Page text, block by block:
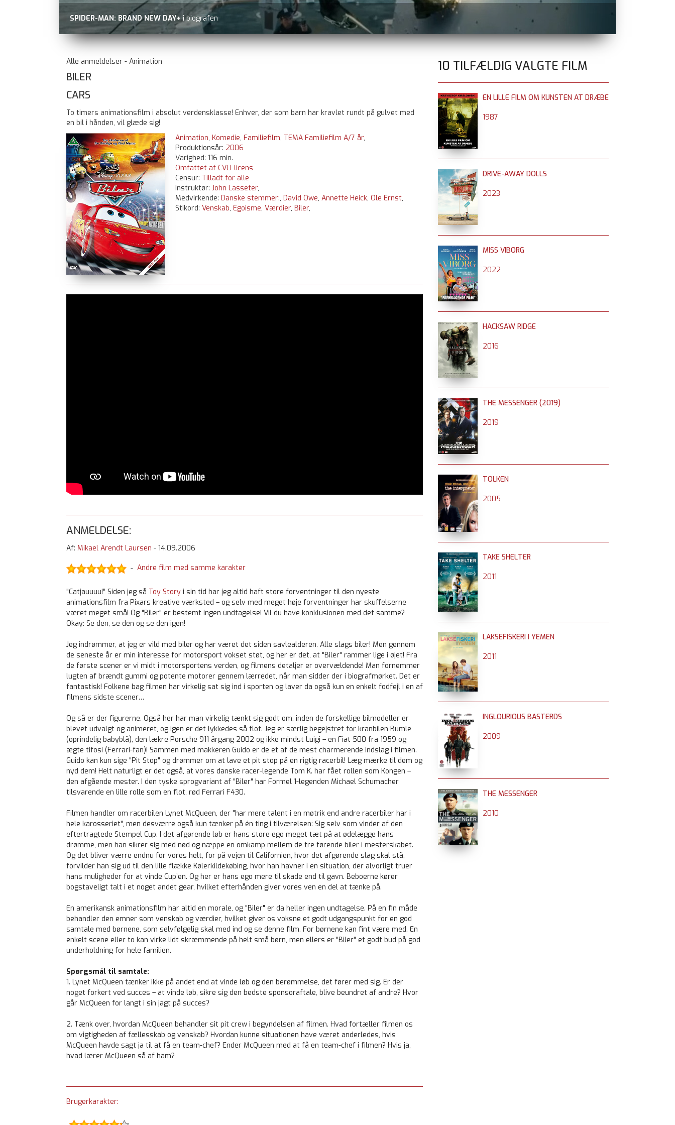
SPIDER-MAN: BRAND NEW DAY+ i biografen
Alle anmeldelser - Animation
BILER
CARS
To timers animationsfilm i absolut verdensklasse! Enhver, der som barn har kravlet rundt på gulvet med
en bil i hånden, vil glæde sig!
Animation, Komedie, Familiefilm, TEMA Familiefilm A/7 år,
Produktionsår: 2006
Varighed: 116 min.
Omfattet af CVLI-licens
Censur: Tilladt for alle
Instruktør: John Lasseter,
Medvirkende: Danske stemmer:, David Owe, Annette Heick, Ole Ernst,
Stikord: Venskab, Egoisme, Værdier, Biler,
ANMELDELSE:
Af: Mikael Arendt Laursen - 14.09.2006
- Andre film med samme karakter
"Catjauuuu!" Siden jeg så Toy Story i sin tid har jeg altid haft store forventninger til den nyeste
animationsfilm fra Pixars kreative værksted – og selv med meget høje forventninger har skuffelserne
været meget små! Og "Biler" er bestemt ingen undtagelse! Vil du have konklusionen med det samme?
Okay: Se den, se den og se den igen!
Jeg indrømmer, at jeg er vild med biler og har været det siden savlealderen. Alle slags biler! Men gennem
de seneste år er min interesse for motorsport vokset støt, og her er det, at "Biler" rammer lige i øjet! Fra
de første scener er vi midt i motorsportens verden, og filmens detaljer er overvældende! Man fornemmer
lugten af brændt gummi og potente motorer gennem lærredet, når man sidder der i biografmørket. Det er
fantastisk! Folkene bag filmen har virkelig sat sig ind i sporten og laver da også kun en enkelt fodfejl i en af
filmens sidste scener…
Og så er der figurerne. Også her har man virkelig tænkt sig godt om, inden de forskellige bilmodeller er
blevet udvalgt og animeret, og igen er det lykkedes så flot. Jeg er særlig begejstret for kranbilen Bumle
(oprindelig babyblå), den lækre Porsche 911 årgang 2002 og ikke mindst Luigi – en Fiat 500 fra 1959 og
ægte tifosi (Ferrari-fan)! Sammen med makkeren Guido er de et af de mest charmerende indslag i filmen.
Guido kan kun sige "Pit Stop" og drømmer om at lave et pit stop på en rigtig racerbil! Læg mærke til dem og
nyd dem! Helt naturligt er det også, at vores danske racer-legende Tom K. har fået rollen som Kongen –
den afgående mester. I den tyske sprogvariant af "Biler" har Formel 1-legenden Michael Schumacher
tilsvarende en lille rolle som en flot, rød Ferrari F430.
Filmen handler om racerbilen Lynet McQueen, der "har mere talent i en møtrik end andre racerbiler har i
hele karosseriet", men desværre også kun tænker på én ting i tilværelsen: Sig selv som vinder af den
eftertragtede Stempel Cup. I det afgørende løb er hans store ego meget tæt på at ødelægge hans
drømme, men han sikrer sig med nød og næppe en omkamp mellem de tre førende biler i mesterskabet.
Og det bliver værre endnu for vores helt, for på vejen til Californien, hvor det afgørende slag skal stå,
forvilder han sig ud til den lille flække Kølerkildekøbing, hvor han havner i en situation, der alvorligt truer
hans muligheder for at vinde Cup’en. Og her er hans ego mere til skade end til gavn. Beboerne kører
bogstaveligt talt i et noget andet gear, hvilket efterhånden giver vores ven en del at tænke på.
En amerikansk animationsfilm har altid en morale, og "Biler" er da heller ingen undtagelse. På en fin måde
behandler den emner som venskab og værdier, hvilket giver os voksne et godt udgangspunkt for en god
samtale med børnene, som selvfølgelig skal med ind og se denne film. For børnene kan fint være med. En
enkelt scene eller to kan virke lidt skræmmende på helt små børn, men ellers er "Biler" et godt bud på god
underholdning for hele familien.
Spørgsmål til samtale:
1. Lynet McQueen tænker ikke på andet end at vinde løb og den berømmelse, det fører med sig. Er der
noget forkert ved succes – at vinde løb, sikre sig den bedste sponsoraftale, blive beundret af andre? Hvor
går McQueen for langt i sin jagt på succes?
2. Tænk over, hvordan McQueen behandler sit pit crew i begyndelsen af filmen. Hvad fortæller filmen os
om vigtigheden af fællesskab og venskab? Hvordan kunne situationen have været anderledes, hvis
McQueen havde sagt ja til at få en team-chef? Ender McQueen med at få en team-chef i filmen? Hvis ja,
hvad lærer McQueen så af ham?
Brugerkarakter:
10 TILFÆLDIG VALGTE FILM
EN LILLE FILM OM KUNSTEN AT DRÆBE
1987
DRIVE-AWAY DOLLS
2023
MISS VIBORG
2022
HACKSAW RIDGE
2016
THE MESSENGER (2019)
2019
TOLKEN
2005
TAKE SHELTER
2011
LAKSEFISKERI I YEMEN
2011
INGLOURIOUS BASTERDS
2009
THE MESSENGER
2010